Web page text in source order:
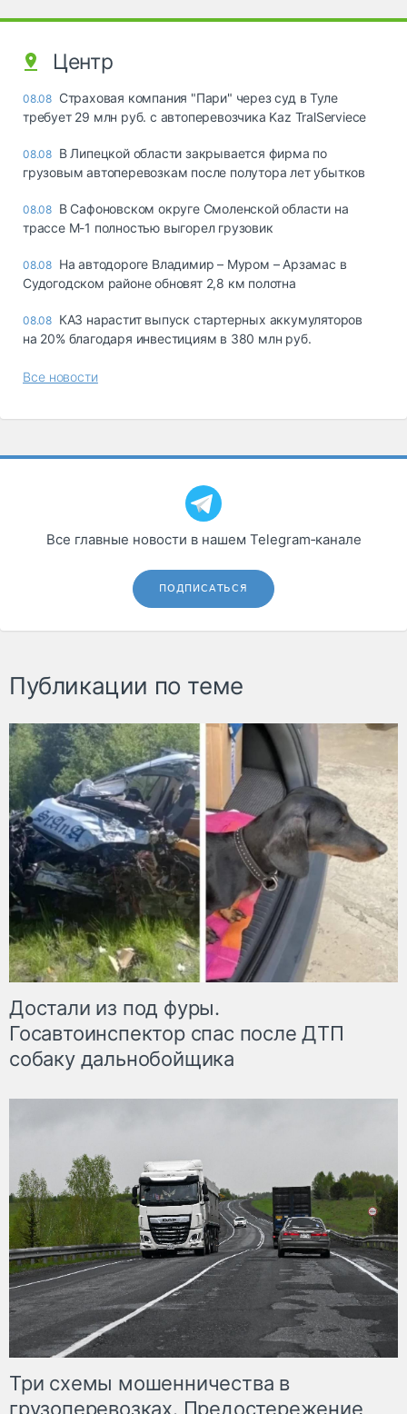
Центр
08.08 Страховая компания "Пари" через суд в Туле
требует 29 млн руб. с автоперевозчика Kaz TralServiece
08.08 В Липецкой области закрывается фирма по
грузовым автоперевозкам после полутора лет убытков
08.08 В Сафоновском округе Смоленской области на
трассе М-1 полностью выгорел грузовик
08.08 На автодороге Владимир – Муром – Арзамас в
Судогодском районе обновят 2,8 км полотна
08.08 КАЗ нарастит выпуск стартерных аккумуляторов
на 20% благодаря инвестициям в 380 млн руб.
Все новости
Все главные новости в нашем Telegram‑канале
ПОДПИСАТЬСЯ
Публикации по теме
Достали из под фуры.
Госавтоинспектор спас после ДТП
собаку дальнобойщика
Три схемы мошенничества в
грузоперевозках. Предостережение